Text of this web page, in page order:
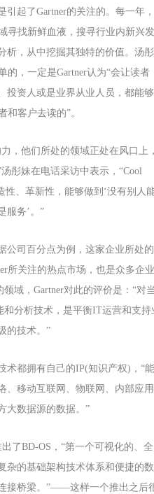
引起了Gartner的关注的。每一年，
寻找新鲜血液，搜寻行业内新兴发
析，从中挖掘其独特的价值。汤彤
的，一定是Gartner认为“会让读者
投资人或是业界从业人员，都能够
和客户去读的”。
，他们所处的领域正处在风口上
彤妹在电话采访中表示，“Cool
性、革新性，能够做到‘没有别人
服务’。”
公司百分点为例，这家企业所处的
所关注的热点市场，也是众多企业
域，Gartner对此的评价是：“对
和分析技术，是平衡IT运营和支持
的技术。”
术都拥有自己的IP(知识产权)，“能
、移动互联网、物联网、内部应用
大数据源的数据。”
了BD-OS，“第一个可视化的、全
杂的基础架构技术体系和便捷的数
接桥梁。”——这样一个推出之后